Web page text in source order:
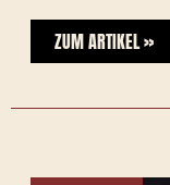
ZUM ARTIKEL »
ZOD